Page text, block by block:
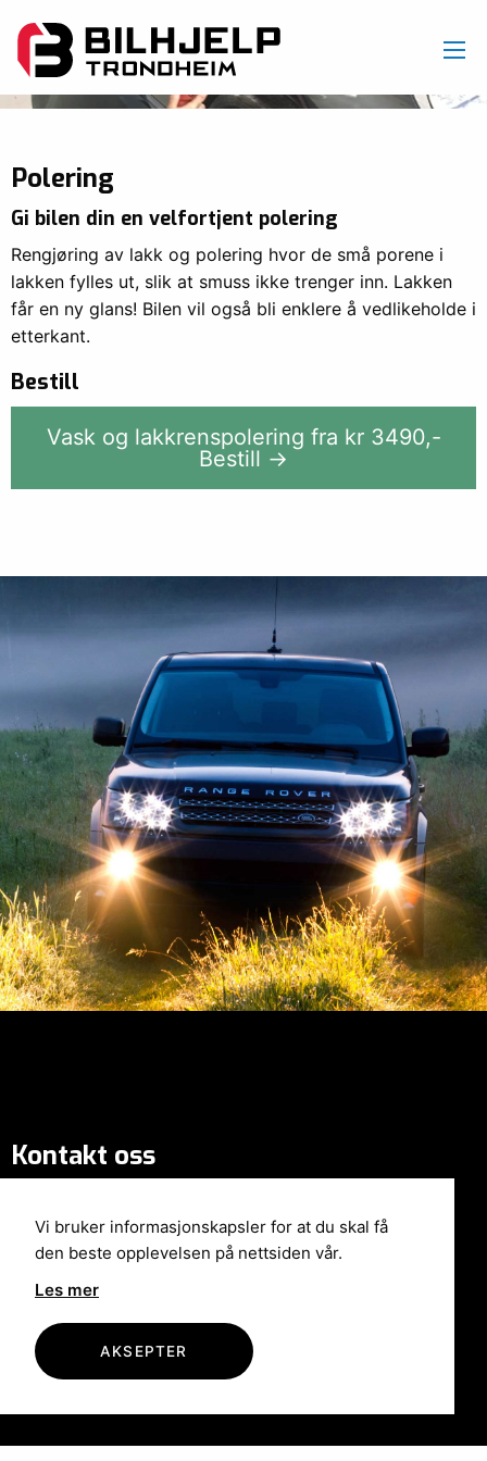
Vi bruker informasjonskapsler for at du skal få
den beste opplevelsen på nettsiden vår.
Les mer
AKSEPTER
Polering
Gi bilen din en velfortjent polering
Rengjøring av lakk og polering hvor de små porene i
lakken fylles ut, slik at smuss ikke trenger inn. Lakken
får en ny glans! Bilen vil også bli enklere å vedlikeholde i
etterkant.
Bestill
Vask og lakkrenspolering fra kr 3490,-
Bestill →
Kontakt oss
7080 Heimdal
Åpent mandag - fredag 07:30-16:00
Tel: +47 93 05 84 00